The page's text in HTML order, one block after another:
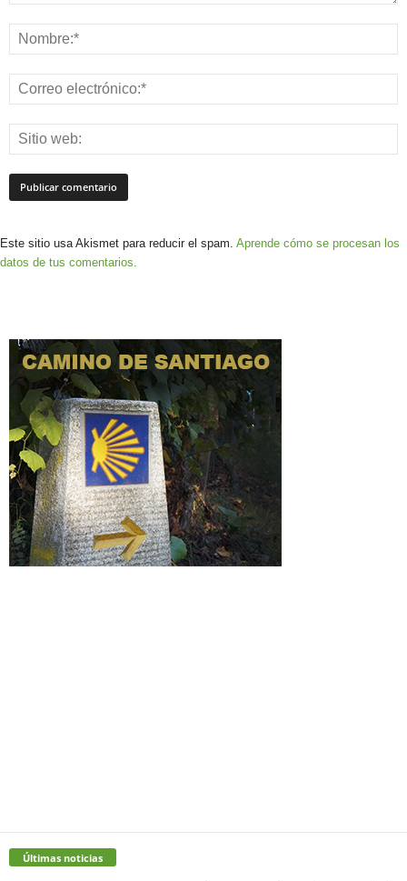
Este sitio usa Akismet para reducir el spam. Aprende cómo se procesan los
datos de tus comentarios.
Últimas noticias